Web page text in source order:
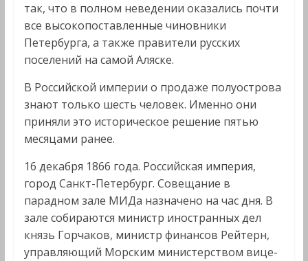
так, что в полном неведении оказались почти
все высокопоставленные чиновники
Петербурга, а также правители русских
поселений на самой Аляске.
В Российской империи о продаже полуострова
знают только шесть человек. Именно они
приняли это историческое решение пятью
месяцами ранее.
16 декабря 1866 года. Российская империя,
город Санкт-Петербург. Совещание в
парадном зале МИДа назначено на час дня. В
зале собираются министр иностранных дел
князь Горчаков, министр финансов Рейтерн,
управляющий Морским министерством вице-